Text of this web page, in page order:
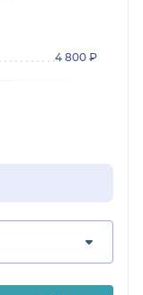
4 800 ₽